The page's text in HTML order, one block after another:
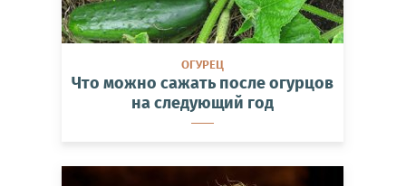
ОГУРЕЦ
Что можно сажать после огурцов
на следующий год